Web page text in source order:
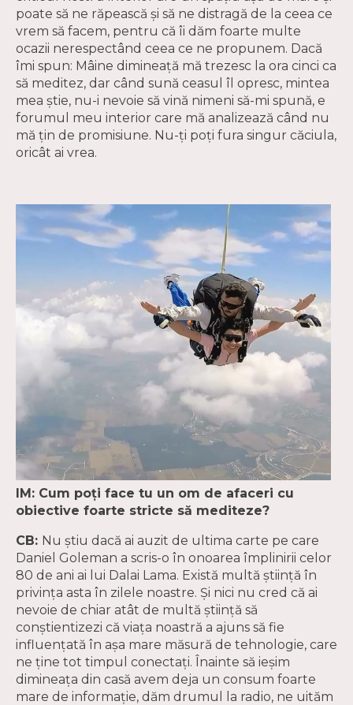
poate să ne răpească și să ne distragă de la ceea ce
vrem să facem, pentru că îi dăm foarte multe
ocazii nerespectând ceea ce ne propunem. Dacă
îmi spun: Mâine dimineață mă trezesc la ora cinci ca
să meditez, dar când sună ceasul îl opresc, mintea
mea știe, nu-i nevoie să vină nimeni să-mi spună, e
forumul meu interior care mă analizează când nu
mă țin de promisiune. Nu-ți poți fura singur căciula,
oricât ai vrea.
IM: Cum poți face tu un om de afaceri cu
obiective foarte stricte să mediteze?
CB: Nu știu dacă ai auzit de ultima carte pe care
Daniel Goleman a scris-o în onoarea împlinirii celor
80 de ani ai lui Dalai Lama. Există multă știință în
privința asta în zilele noastre. Și nici nu cred că ai
nevoie de chiar atât de multă știință să
conștientizezi că viața noastră a ajuns să fie
influențată în așa mare măsură de tehnologie, care
ne ține tot timpul conectați. Înainte să ieșim
dimineața din casă avem deja un consum foarte
mare de informație, dăm drumul la radio, ne uităm